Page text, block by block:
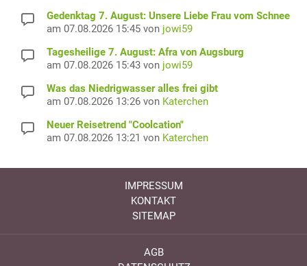
Gedenktag 7. August: Unsere Liebe Frau vom Schnee
am 07.08.2026 15:45 von jowi59
Tagesheilige 7. August: Afra von Augsburg
am 07.08.2026 15:43 von jowi59
Was das Niedrigwasser alles frei gibt
am 07.08.2026 13:26 von Katerchen
Neuer Reisetrend "Coolcation"
am 07.08.2026 13:21 von Katerchen
IMPRESSUM
KONTAKT
SITEMAP
AGB